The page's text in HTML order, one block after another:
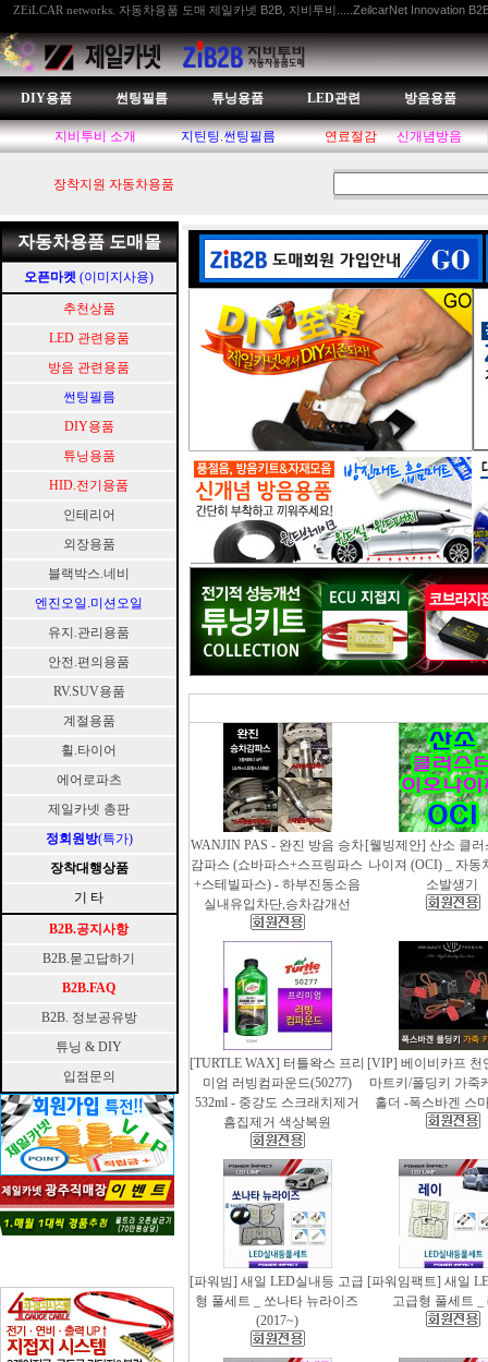
ZEiLCAR networks. 자동차용품 도매 제일카넷 B2B, 지비투비.....ZeilcarNet Innovation
DIY용품 썬팅필름 튜닝용품 LED관련 방음용품
지비투비 소개 지틴팅.썬팅필름 연료절감 신개념방음
장착지원 자동차용품
자동차용품 도매몰
오픈마켓 (이미지사용)
추천상품
LED 관련용품
방음 관련용품
썬팅필름
DIY용품
튜닝용품
HID.전기용품
인테리어
외장용품
블랙박스.네비
엔진오일.미션오일
유지.관리용품
안전.편의용품
RV.SUV용품
계절용품
휠.타이어
에어로파츠
제일카넷 총판
정회원방(특가)
장착대행상품
기 타
B2B.공지사항
B2B.묻고답하기
B2B.FAQ
B2B. 정보공유방
튜닝 & DIY
입점문의
WANJIN PAS - 완진 방음 승차
감파스 (쇼바파스+스프링파스
+스테빌파스) - 하부진동소음
실내유입차단,승차감개선
[웰빙제안] 산소 클
나이져 (OCI) _ 자동
소발생기
[TURTLE WAX] 터틀왁스 프리
미엄 러빙컴파운드(50277)
532ml - 중강도 스크래치제거
흠집제거 색상복원
[VIP] 베이비카프 천
마트키/폴딩키 가죽
홀더 -폭스바겐 스
[파워빔] 새일 LED실내등 고급
형 풀세트 _ 쏘나타 뉴라이즈
(2017~)
[파워임팩트] 새일
고급형 풀세트 _